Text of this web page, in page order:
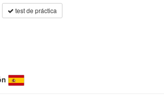
test de práctica